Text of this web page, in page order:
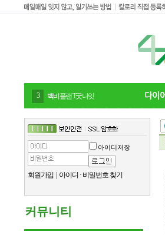
3 백비플랜 T굿나잇
아이디저장
회원가입 아이디 · 비밀번호 찾기
커뮤니티